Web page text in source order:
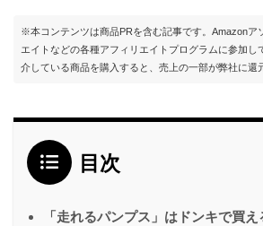
※本コンテンツは商品PRを含む記事です。Amazonア
エイトなどの各種アフィリエイトプログラムに参加し
介している商品を購入すると、売上の一部が弊社に還
目次
「走れるパンプス」はドンキで買え